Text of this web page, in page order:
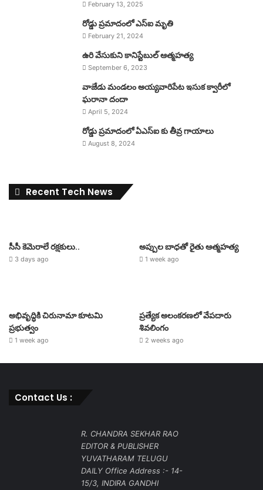
February 13, 2025
రోడ్డు ప్రమాదంలో ఎస్ఐ మృతి
February 21, 2024
ఉరి వేసుకుని కానిస్టేబుల్ ఆత్మహత్య
September 6, 2023
వాజేడు మండలం అయ్యవారిపేట ఇసుక క్వారీలో
ఘరానా దందా
April 5, 2024
రోడ్డు ప్రమాదంలో ఏఎస్ఐ కు తీవ్ర గాయాలు
August 8, 2024
Recent Tech News
సీసీ కెమెరాలే రక్షకులు..
3 days ago
అప్పుల బాధతో రైతు ఆత్మహత్య
1 week ago
అభివృద్ధికి చిరునామా కూటమి
ప్రభుత్వం
1 week ago
ప్రత్యేక అలంకరణలో వేపదారు
శివలింగం
2 weeks ago
Contact Us :
R. CHANDRA SEKHAR RAO
EDITOR & PUBLISHER
YUVATHARAM TELUGU
DAILY Office Address :- 14-
15/3, INDIRA GANDHI